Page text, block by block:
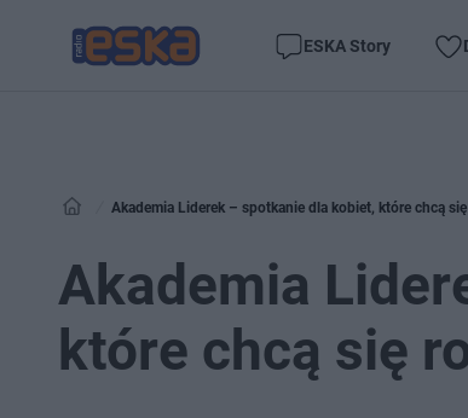
ESKA Story
Akademia Liderek – spotkanie dla kobiet, które chcą
Akademia
które chcą się